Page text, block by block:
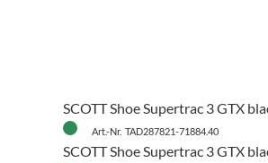
SCOTT Shoe Supertrac 3 GTX
Art.-Nr. TAD287821-71884.40
SCOTT Shoe Supertrac 3 GTX